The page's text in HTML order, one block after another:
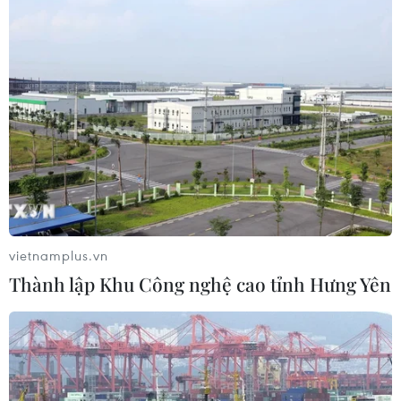
07/08/2026 07:28
Di dời hộ dân bị ảnh hưởng bụi, mùi
khét, tiếng ồn từ Trung tâm Điện lực
Vĩnh Tân
Hà Nội quyết liệt xử lý các "điểm
nghẽn" úng ngập, môi trường đô thị
07/08/2026 06:51
vietnamplus.vn
Thành lập Khu Công nghệ cao tỉnh Hưng Yên